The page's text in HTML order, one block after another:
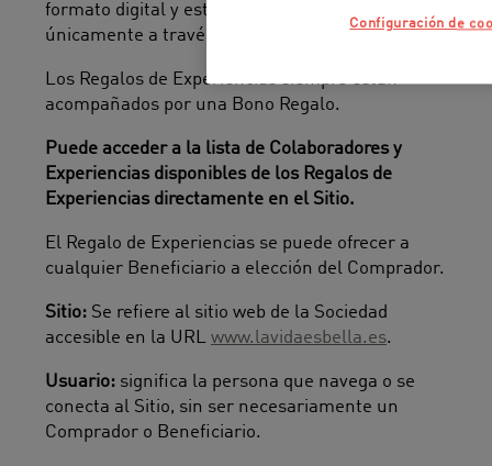
formato digital y están disponibles a la venta
únicamente a través del Sitio.
Los Regalos de Experiencias siempre están
acompañados por una Bono Regalo.
Puede acceder a la lista de Colaboradores y
Experiencias disponibles de los Regalos de
Experiencias directamente en el Sitio.
El Regalo de Experiencias se puede ofrecer a
cualquier Beneficiario a elección del Comprador.
Sitio: Se refiere al sitio web de la Sociedad
accesible en la URL www.lavidaesbella.es.
Usuario: significa la persona que navega o se
conecta al Sitio, sin ser necesariamente un
Comprador o Beneficiario.
Configuración de